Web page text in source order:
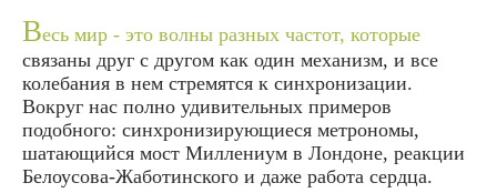
Весь мир - это волны разных частот, которые
связаны друг с другом как один механизм, и все
колебания в нем стремятся к синхронизации.
Вокруг нас полно удивительных примеров
подобного: синхронизирующиеся метрономы,
шатающийся мост Миллениум в Лондоне, реакции
Белоусова-Жаботинского и даже работа сердца.